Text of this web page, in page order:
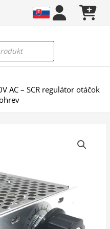
AC – SCR regulátor otáčok